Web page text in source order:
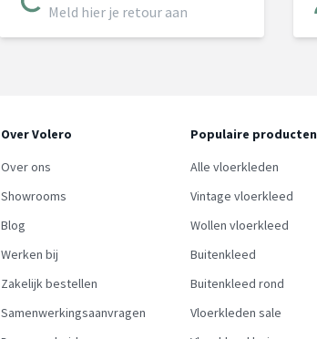
Meld hier je retour aan
Over Volero
Over ons
Showrooms
Blog
Werken bij
Zakelijk bestellen
Samenwerkingsaanvragen
Populaire producten
Alle vloerkleden
Vintage vloerkleed
Wollen vloerkleed
Buitenkleed
Buitenkleed rond
Vloerkleden sale